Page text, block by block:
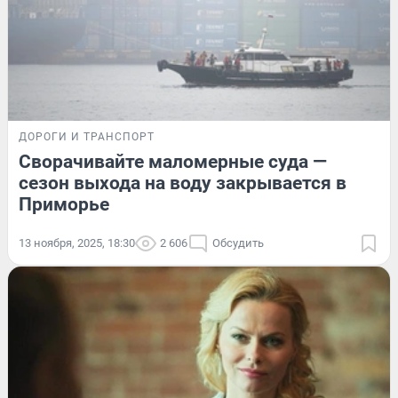
ДОРОГИ И ТРАНСПОРТ
Сворачивайте маломерные суда —
сезон выхода на воду закрывается в
Приморье
13 ноября, 2025, 18:30 2 606 Обсудить